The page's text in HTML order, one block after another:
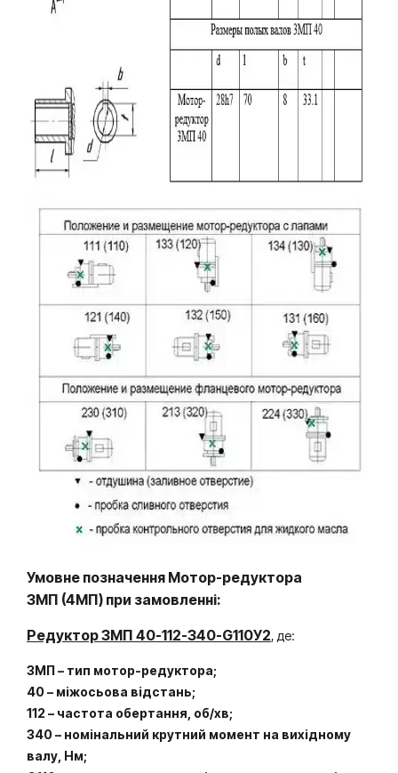
Умовне позначення Мотор-редуктора
3МП (4МП) при замовленні:
Редуктор 3МП 40-112-340-G110У2, де:
3МП – тип мотор-редуктора;
40 – міжосьова відстань;
112 – частота обертання, об/хв;
340 – номінальний крутний момент на вихідному
валу, Нм;